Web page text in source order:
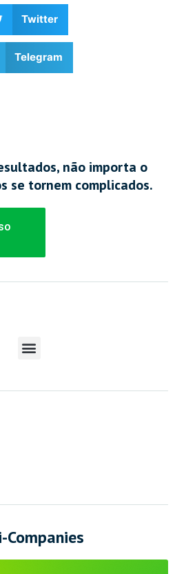
Twitter
Telegram
não importa o
se tornem complicados.